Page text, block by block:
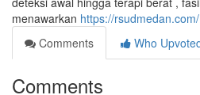
menawarkan https://rsudmedan.com/
Comments
Who
Comments